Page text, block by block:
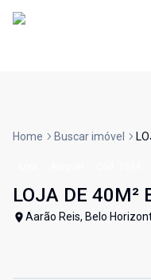
Home Buscar imóvel
LOJA DE 40M²
Aarão Reis, Belo